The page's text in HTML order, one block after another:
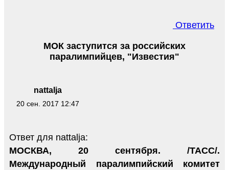
Ответить
nattalja
20 сен. 2017 12:47
МОК заступится за российских
паралимпийцев, "Известия"
Ответ для nattalja:
МОСКВА, 20 сентября. /ТАСС/.
Международный паралимпийский комитет